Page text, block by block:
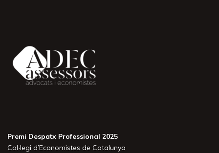
Premi Despatx Professional 2025
Col·legi d’Economistes de Catalunya